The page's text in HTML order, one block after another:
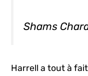
Shams
Harrell a tout à